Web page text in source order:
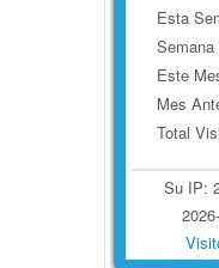
Esta
Este
Mes
Total
Su IP: